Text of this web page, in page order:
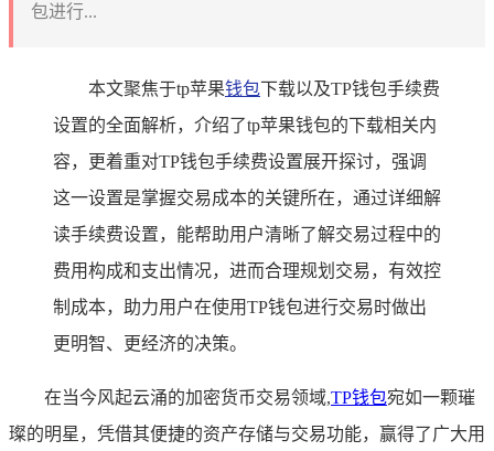
包进行...
本文聚焦于tp苹果钱包下载以及TP钱包手续费
设置的全面解析，介绍了tp苹果钱包的下载相关内
容，更着重对TP钱包手续费设置展开探讨，强调
这一设置是掌握交易成本的关键所在，通过详细解
读手续费设置，能帮助用户清晰了解交易过程中的
费用构成和支出情况，进而合理规划交易，有效控
制成本，助力用户在使用TP钱包进行交易时做出
更明智、更经济的决策。
在当今风起云涌的加密货币交易领域,TP钱包宛如一颗璀
璨的明星，凭借其便捷的资产存储与交易功能，赢得了广大用